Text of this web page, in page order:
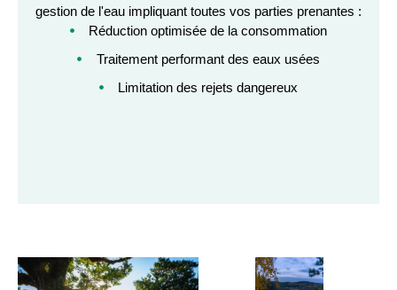
gestion de l'eau impliquant toutes vos parties prenantes :
Réduction optimisée de la consommation
Traitement performant des eaux usées
Limitation des rejets dangereux